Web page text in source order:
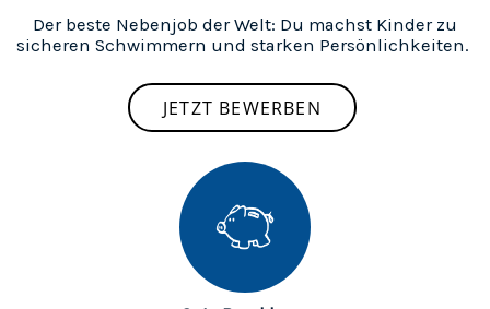
Der beste Nebenjob der Welt: Du machst Kinder zu
sicheren Schwimmern und starken Persönlichkeiten.
JETZT BEWERBEN